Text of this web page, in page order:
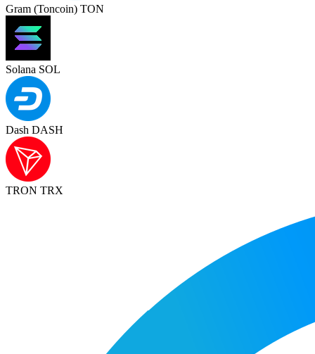
Gram (Toncoin) TON
Solana SOL
Dash DASH
TRON TRX